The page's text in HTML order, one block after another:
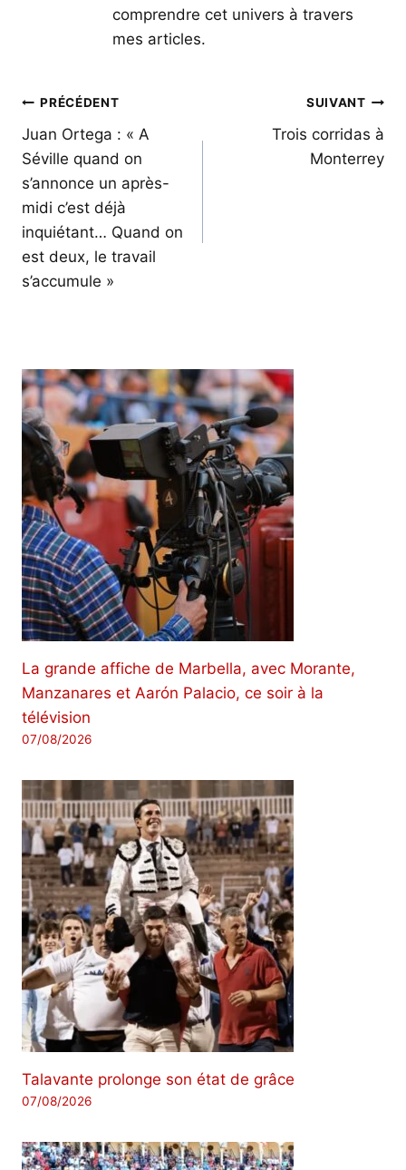
comprendre cet univers à travers
mes articles.
Navigation
de
l’article
PRÉCÉDENT
Juan Ortega : « A
Séville quand on
s’annonce un après-
midi c’est déjà
inquiétant… Quand on
est deux, le travail
s’accumule »
SUIVANT
Trois corridas à
Monterrey
La grande affiche de Marbella, avec Morante,
Manzanares et Aarón Palacio, ce soir à la
télévision
07/08/2026
Talavante prolonge son état de grâce
07/08/2026